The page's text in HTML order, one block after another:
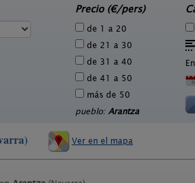
Precio (€/pers)
de 1 a 20
de 21 a 30
de 31 a 40
de 41 a 50
más de 50
pueblo: Arantza
Ver en el mapa